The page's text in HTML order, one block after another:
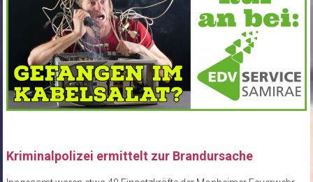
Kriminalpolizei ermittelt zur Brandursache